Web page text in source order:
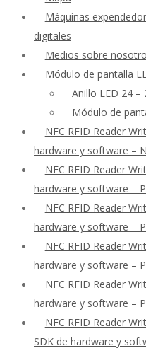
Máquinas
digitales
Medios sobre
Módulo de pantalla
Anillo LED 24 –
Módulo de
NFC RFID Reader
hardware y software –
NFC RFID Reader
hardware y software –
NFC RFID Reader
hardware y software –
NFC RFID Reader
hardware y software –
NFC RFID Reader
hardware y software –
NFC RFID Reader
SDK de hardware y